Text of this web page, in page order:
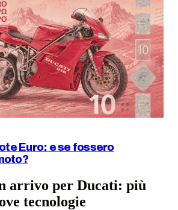
Euro: e se fossero
arrivo per Ducati: più
tecnologie